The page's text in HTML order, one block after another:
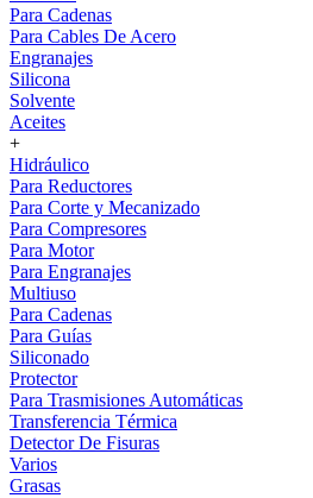
Para Cadenas
Para Cables De Acero
Engranajes
Silicona
Solvente
Aceites
+
Hidráulico
Para Reductores
Para Corte y Mecanizado
Para Compresores
Para Motor
Para Engranajes
Multiuso
Para Cadenas
Para Guías
Siliconado
Protector
Para Trasmisiones Automáticas
Transferencia Térmica
Detector De Fisuras
Varios
Grasas